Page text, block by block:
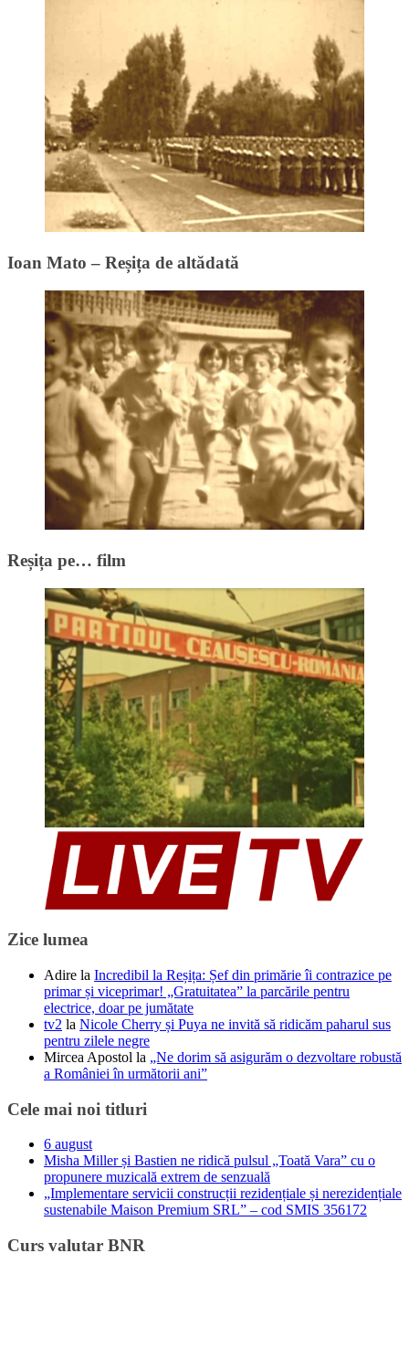
Ioan Mato – Reșița de altădată
Reșița pe… film
Zice lumea
Adire la Incredibil la Reșița: Șef din primărie îi contrazice pe
primar și viceprimar! „Gratuitatea” la parcările pentru
electrice, doar pe jumătate
tv2 la Nicole Cherry și Puya ne invită să ridicăm paharul sus
pentru zilele negre
Mircea Apostol la „Ne dorim să asigurăm o dezvoltare robustă
a României în următorii ani”
Cele mai noi titluri
6 august
Misha Miller și Bastien ne ridică pulsul „Toată Vara” cu o
propunere muzicală extrem de senzuală
„Implementare servicii construcții rezidențiale și nerezidențiale
sustenabile Maison Premium SRL” – cod SMIS 356172
Curs valutar BNR